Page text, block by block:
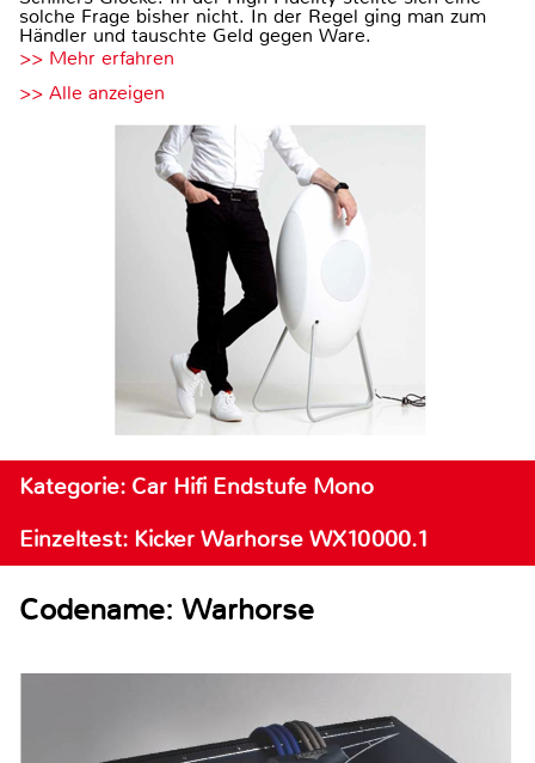
solche Frage bisher nicht. In der Regel ging man zum
Händler und tauschte Geld gegen Ware.
>> Mehr erfahren
>> Alle anzeigen
Kategorie: Car Hifi Endstufe Mono
Einzeltest: Kicker Warhorse WX10000.1
Codename: Warhorse